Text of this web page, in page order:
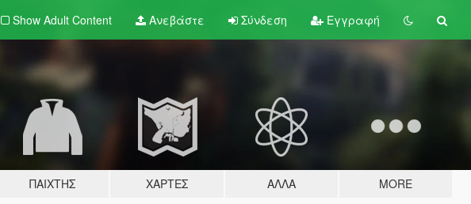
Show Adult Content Ανεβάστε Σύνδεση Εγγραφή
ΠΑΊΧΤΗΣ ΧΆΡΤΕΣ ΆΛΛΑ MORE